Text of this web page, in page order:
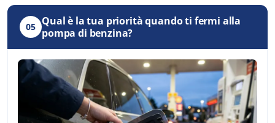
05 Qual è la tua priorità quando ti fermi alla
pompa di benzina?